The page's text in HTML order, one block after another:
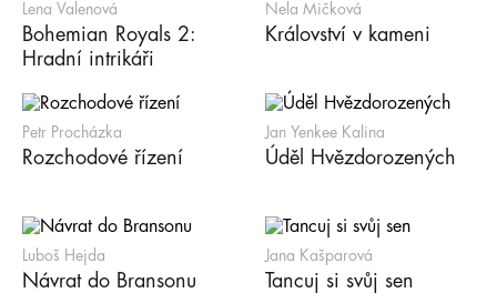
Lena Valenová
Bohemian Royals 2:
Hradní intrikáři
Nela Mičková
Království v kameni
Petr Procházka
Rozchodové řízení
Jan Yenkee Kalina
Úděl Hvězdorozených
Luboš Hejda
Návrat do Bransonu
Jana Kašparová
Tancuj si svůj sen